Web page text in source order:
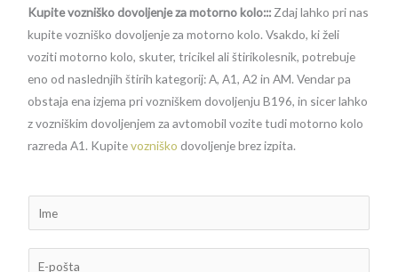
Kupite vozniško dovoljenje za motorno kolo::: Zdaj lahko pri nas
kupite vozniško dovoljenje za motorno kolo. Vsakdo, ki želi
voziti motorno kolo, skuter, tricikel ali štirikolesnik, potrebuje
eno od naslednjih štirih kategorij: A, A1, A2 in AM. Vendar pa
obstaja ena izjema pri vozniškem dovoljenju B196, in sicer lahko
z vozniškim dovoljenjem za avtomobil vozite tudi motorno kolo
razreda A1. Kupitevozniško dovoljenje brez izpita.
m
e